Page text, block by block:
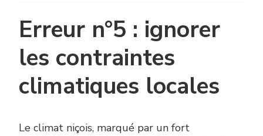
Erreur n°5 : ignorer
les contraintes
climatiques locales
Le climat niçois, marqué par un fort